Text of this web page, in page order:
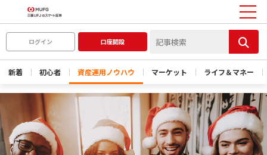
ログイン 口座開設
新着 初心者 資産運用ノウハウ マーケット ライフ＆マネー